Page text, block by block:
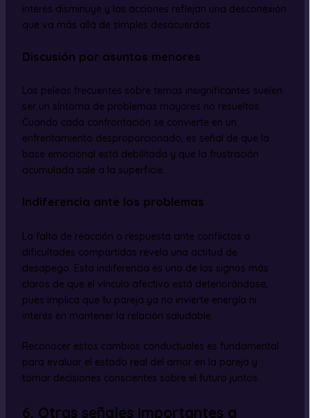
interés disminuye y las acciones reflejan una desconexión
que va más allá de simples desacuerdos.
Discusión por asuntos menores
Las peleas frecuentes sobre temas insignificantes suelen
ser un síntoma de problemas mayores no resueltos.
Cuando cada confrontación se convierte en un
enfrentamiento desproporcionado, es señal de que la
base emocional está debilitada y que la frustración
acumulada sale a la superficie.
Indiferencia ante los problemas
La falta de reacción o respuesta ante conflictos o
dificultades compartidas revela una actitud de
desapego. Esta indiferencia es uno de los signos más
claros de que el vínculo afectivo está deteriorándose,
pues implica que tu pareja ya no invierte energía ni
interés en mantener la relación saludable.
Reconocer estos cambios conductuales es fundamental
para evaluar el estado real del amor en la pareja y
tomar decisiones conscientes sobre el futuro juntos.
6. Otras señales importantes a